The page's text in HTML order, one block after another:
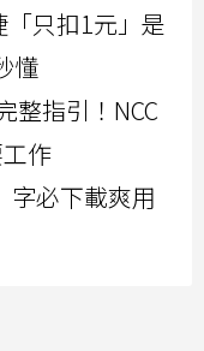
「只扣1元」是
懂
整指引！NCC
作
字必下載爽用